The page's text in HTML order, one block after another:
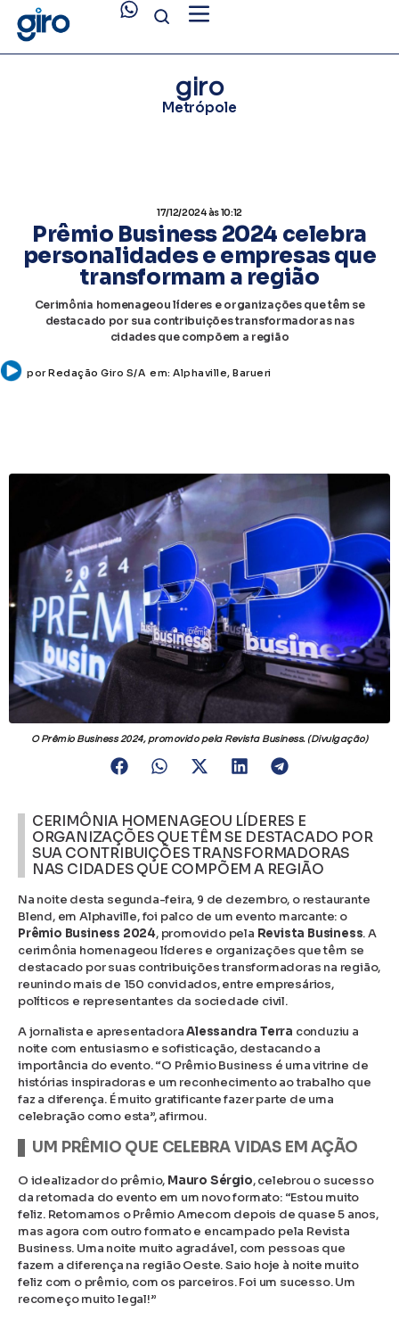
giro
Metrópole
17/12/2024às 10:12
Prêmio Business 2024 celebra
personalidades e empresas que
transformam a região
Cerimônia homenageou líderes e organizações que têm se
destacado por sua contribuições transformadoras nas
cidades que compõem a região
porRedação Giro S/A em: Alphaville, Barueri
O Prêmio Business 2024, promovido pela Revista Business. (Divulgação)
CERIMÔNIA HOMENAGEOU LÍDERES E
ORGANIZAÇÕES QUE TÊM SE DESTACADO POR
SUA CONTRIBUIÇÕES TRANSFORMADORAS
NAS CIDADES QUE COMPÕEM A REGIÃO
Na noite desta segunda-feira, 9 de dezembro, o restaurante
Blend, em Alphaville, foi palco de um evento marcante: o
Prêmio Business 2024, promovido pela Revista Business. A
cerimônia homenageou líderes e organizações que têm se
destacado por suas contribuições transformadoras na região,
reunindo mais de 150 convidados, entre empresários,
políticos e representantes da sociedade civil.
A jornalista e apresentadoraAlessandra Terra conduziu a
noite com entusiasmo e sofisticação, destacando a
importância do evento. “O Prêmio Business é uma vitrine de
histórias inspiradoras e um reconhecimento ao trabalho que
faz a diferença. É muito gratificante fazer parte de uma
celebração como esta”, afirmou.
UM PRÊMIO QUE CELEBRA VIDAS EM AÇÃO
O idealizador do prêmio, Mauro Sérgio, celebrou o sucesso
da retomada do evento em um novo formato: “Estou muito
feliz. Retomamos o Prêmio Amecom depois de quase 5 anos,
mas agora com outro formato e encampado pela Revista
Business. Uma noite muito agradável, com pessoas que
fazem a diferença na região Oeste. Saio hoje à noite muito
feliz com o prêmio, com os parceiros. Foi um sucesso. Um
recomeço muito legal!”